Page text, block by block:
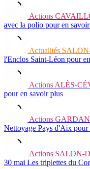
Actions
avec la polio pour en
Actualités
l'Enclos Saint-Léon pour
Actions ALÈS-
pour en savoir plus
Actions
Nettoyage Pays d'Aix pour
Actions SALON-
30 mai Les triplettes du